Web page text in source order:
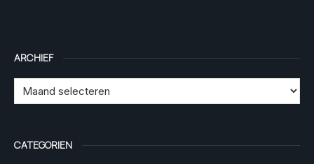
ARCHIEF
CATEGORIEN